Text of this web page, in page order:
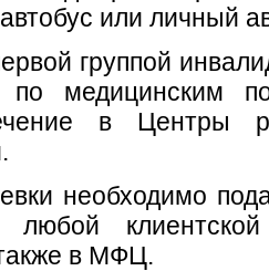
или личный
группой
по медицинским
в Центры
необходимо
клиентской
в МФЦ.